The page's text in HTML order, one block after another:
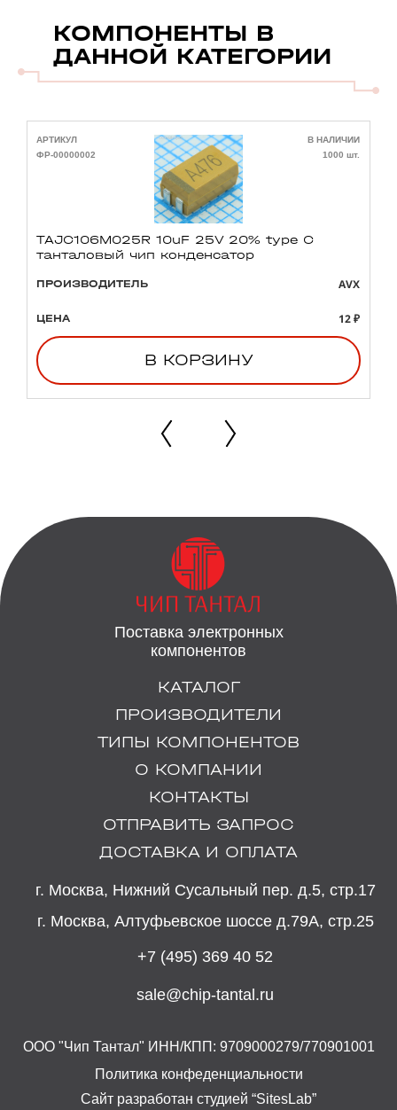
КОМПОНЕНТЫ В
ДАННОЙ КАТЕГОРИИ
АРТИКУЛ
ФР-00000002
В НАЛИЧИИ
1000 шт.
TAJC106M025R 10uF 25V 20% type C
танталовый чип конденсатор
ПРОИЗВОДИТЕЛЬ AVX
ЦЕНА 12 ₽
В КОРЗИНУ
Поставка электронных
компонентов
КАТАЛОГ
ПРОИЗВОДИТЕЛИ
ТИПЫ КОМПОНЕНТОВ
О КОМПАНИИ
КОНТАКТЫ
ОТПРАВИТЬ ЗАПРОС
ДОСТАВКА И ОПЛАТА
г. Москва, Нижний Сусальный пер. д.5, стр.17
г. Москва, Алтуфьевское шоссе д.79А, стр.25
+7 (495) 369 40 52
sale@chip-tantal.ru
ООО "Чип Тантал" ИНН/КПП: 9709000279/770901001
Политика конфеденциальности
Сайт разработан студией “SitesLab”